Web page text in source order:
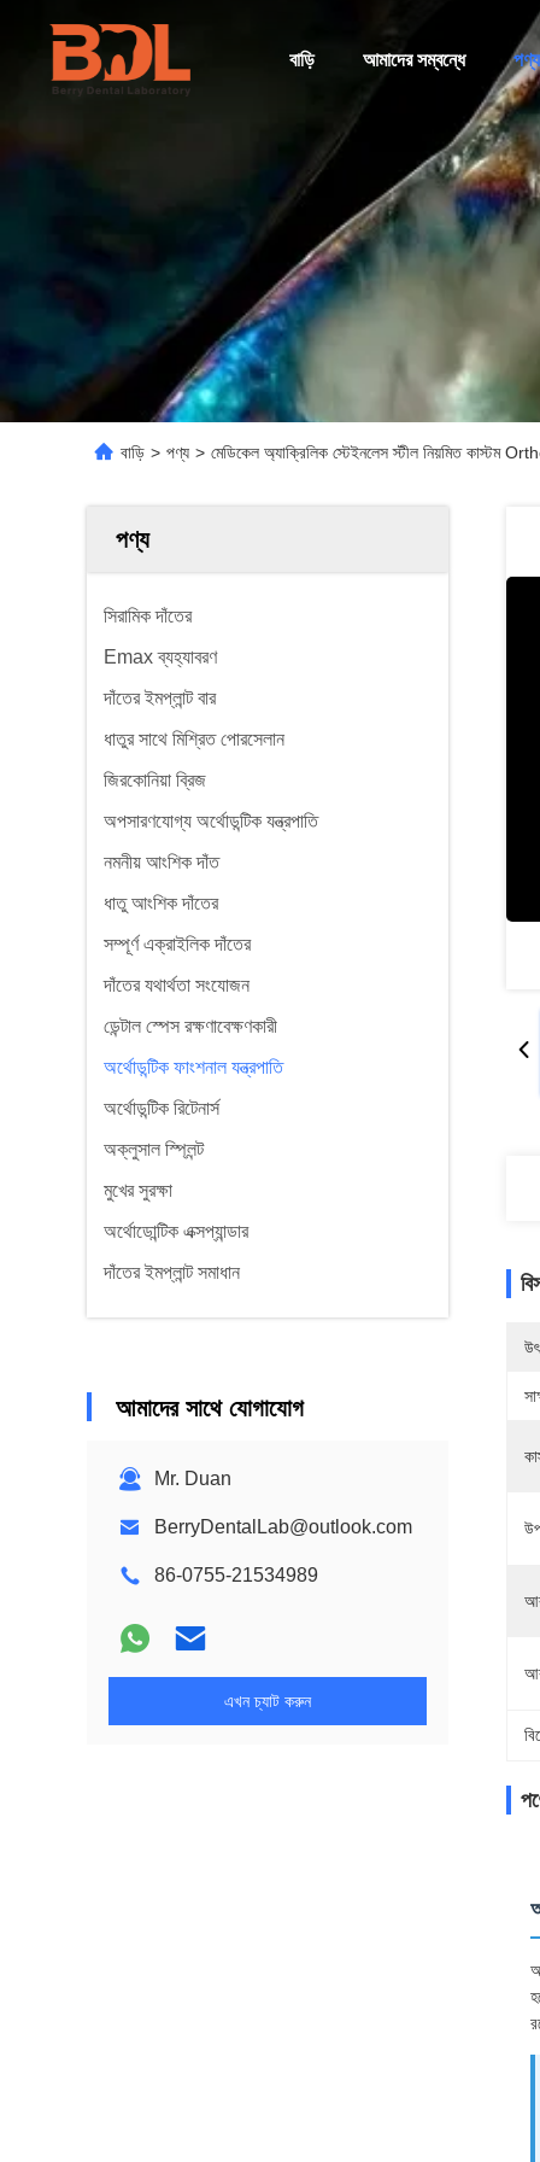
বাড়ি আমাদের সম্বন্ধে পণ্য
বাড়ি > পণ্য > মেডিকেল অ্যাক্রিলিক স্টেইনলেস স্টীল নিয়মিত কাস্টম
পণ্য
সিরামিক দাঁতের
Emax ব্যহ্যাবরণ
দাঁতের ইমপ্লান্ট বার
ধাতুর সাথে মিশ্রিত পোরসেলান
জিরকোনিয়া ব্রিজ
অপসারণযোগ্য অর্থোডন্টিক যন্ত্রপাতি
নমনীয় আংশিক দাঁত
ধাতু আংশিক দাঁতের
সম্পূর্ণ এক্রাইলিক দাঁতের
দাঁতের যথার্থতা সংযোজন
ডেন্টাল স্পেস রক্ষণাবেক্ষণকারী
অর্থোডন্টিক ফাংশনাল যন্ত্রপাতি
অর্থোডন্টিক রিটেনার্স
অক্লুসাল স্প্লিন্ট
মুখের সুরক্ষা
অর্থোডোন্টিক এক্সপ্যান্ডার
দাঁতের ইমপ্লান্ট সমাধান
আমাদের সাথে যোগাযোগ
Mr. Duan
BerryDentalLab@outlook.com
86-0755-21534989
এখন চ্যাট করুন